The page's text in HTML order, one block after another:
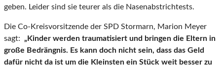
geben. Leider sind sie teurer als die Nasenabstrichtests.
Die Co-Kreisvorsitzende der SPD Stormarn, Marion Meyer
sagt: „Kinder werden traumatisiert und bringen die Eltern in
große Bedrängnis. Es kann doch nicht sein, dass das Geld
dafür nicht da ist um die Kleinsten ein Stück weit besser zu